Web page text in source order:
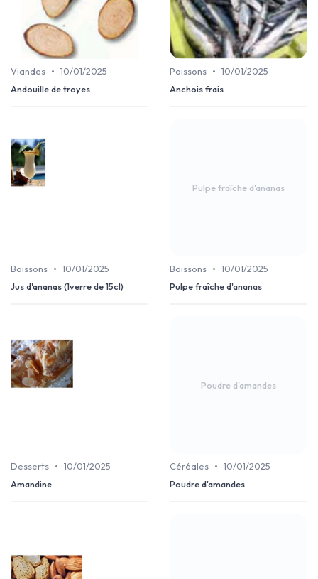
Viandes • 10/01/2025
Andouille de troyes
Poissons • 10/01/2025
Anchois frais
Boissons • 10/01/2025
Jus d'ananas (1verre de 15cl)
Pulpe fraîche d'ananas
Boissons • 10/01/2025
Pulpe fraîche d'ananas
Desserts • 10/01/2025
Amandine
Poudre d'amandes
Céréales • 10/01/2025
Poudre d'amandes